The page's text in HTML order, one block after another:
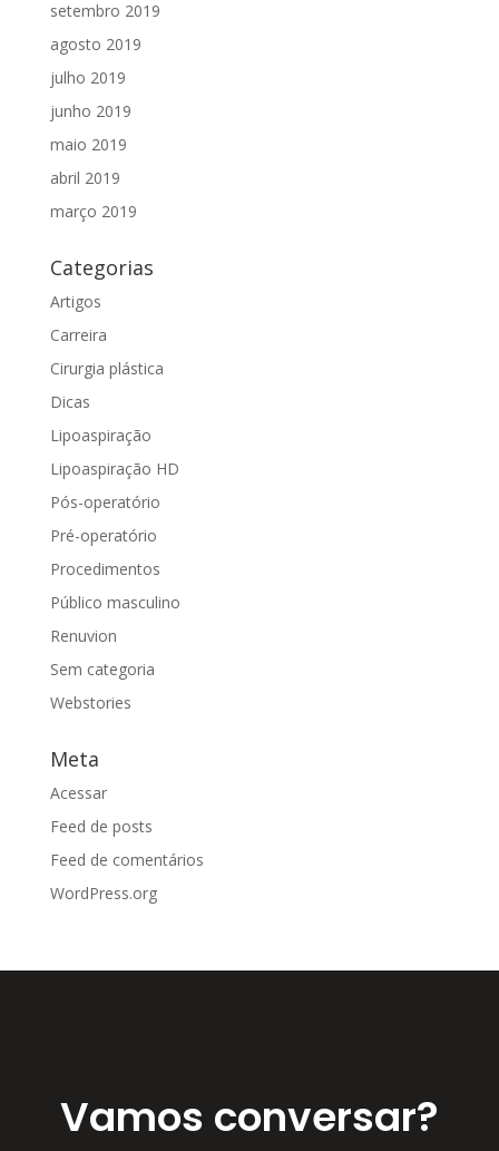
setembro 2019
agosto 2019
julho 2019
junho 2019
maio 2019
abril 2019
março 2019
Categorias
Artigos
Carreira
Cirurgia plástica
Dicas
Lipoaspiração
Lipoaspiração HD
Pós-operatório
Pré-operatório
Procedimentos
Público masculino
Renuvion
Sem categoria
Webstories
Meta
Acessar
Feed de posts
Feed de comentários
WordPress.org
Vamos conversar?